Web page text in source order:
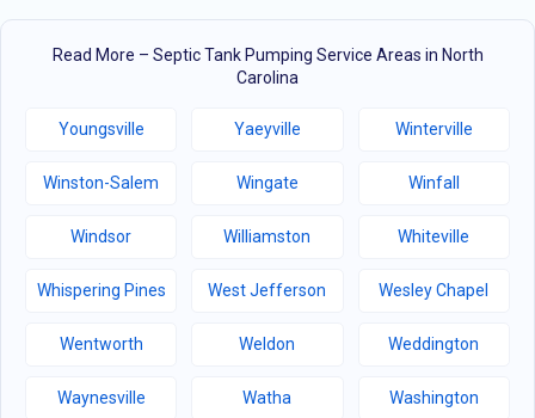
Read More – Septic Tank Pumping Service Areas in North
Carolina
Youngsville Yaeyville Winterville
Winston-Salem Wingate Winfall
Windsor Williamston Whiteville
Whispering Pines West Jefferson Wesley Chapel
Wentworth Weldon Weddington
Waynesville Watha Washington